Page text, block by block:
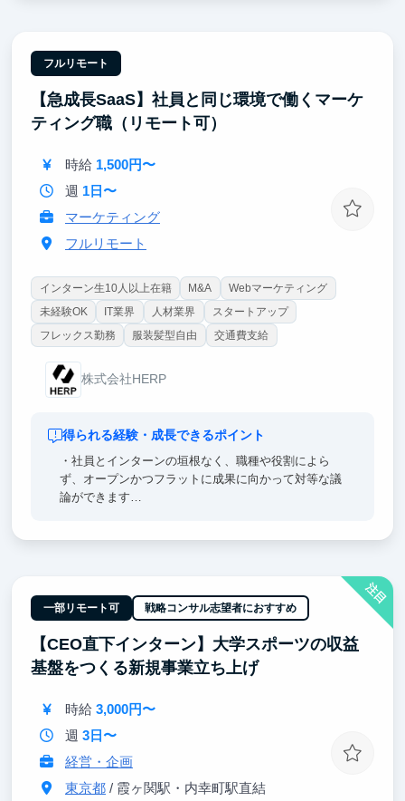
フルリモート
【急成長SaaS】社員と同じ環境で働くマーケ
ティング職（リモート可）
時給 1,500円〜
週 1日〜
マーケティング
フルリモート
インターン生10人以上在籍 M&A
Webマーケティング
未経験OK
IT業界 人材業界
スタートアップ
フレックス勤務
服装髪型自由 交通費支給
株式会社HERP
得られる経験・成長できるポイント
・社員とインターンの垣根なく、職種や役割によら
ず、オープンかつフラットに成果に向かって対等な議
論ができます
注目
一部リモート可 戦略コンサル志望者におすすめ
【CEO直下インターン】大学スポーツの収益
基盤をつくる新規事業立ち上げ
時給 3,000円〜
週 3日〜
経営・企画
東京都/ 霞ヶ関駅・内幸町駅直結